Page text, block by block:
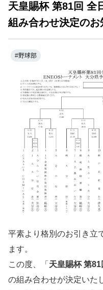
天皇賜杯 第81回 全
組み合わせ決定のお
#野球部
平素より格別のお引き立
ます。
この度、「 天皇賜杯 第
の組み合わせが決定いた